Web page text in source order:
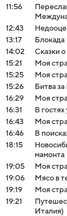
11:56
12:43
13:17
Блокада
14:02
Сказки
15:21
Моя
15:25
Моя
15:26
Битва
16:29
Моя
16:31
В
16:43
Моя
16:46
В
18:15
мамонта
19:05
Моя
19:06
Мясо в
19:19
Моя
19:21
Италия)